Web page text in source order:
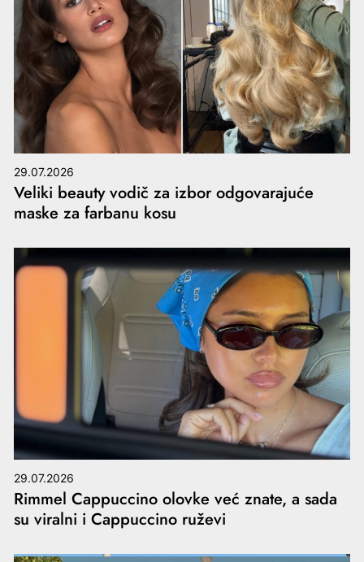
29.07.2026
Veliki beauty vodič za izbor odgovarajuće
maske za farbanu kosu
29.07.2026
Rimmel Cappuccino olovke već znate, a sada
su viralni i Cappuccino ruževi